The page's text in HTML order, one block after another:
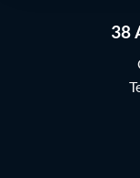
38